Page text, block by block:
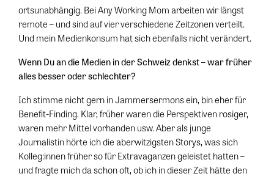
ortsunabhängig. Bei Any Working Mom arbeiten wir längst
remote – und sind auf vier verschiedene Zeitzonen verteilt.
Und mein Medienkonsum hat sich ebenfalls nicht verändert.
Wenn Du an die Medien in der Schweiz denkst – war früher
alles besser oder schlechter?
Ich stimme nicht gern in Jammersermons ein, bin eher für
Benefit-Finding. Klar, früher waren die Perspektiven rosiger,
waren mehr Mittel vorhanden usw. Aber als junge
Journalistin hörte ich die aberwitzigsten Storys, was sich
Kolleg:innen früher so für Extravaganzen geleistet hatten –
und fragte mich da schon oft, ob ich in dieser Zeit hätte den